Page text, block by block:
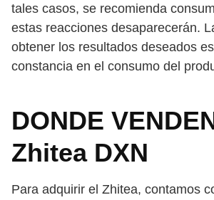
tales casos, se recomienda
estas reacciones desaparecerán.
obtener los resultados deseados
constancia en el consumo del
DONDE
Zhitea DXN
Para adquirir el Zhitea, contamos